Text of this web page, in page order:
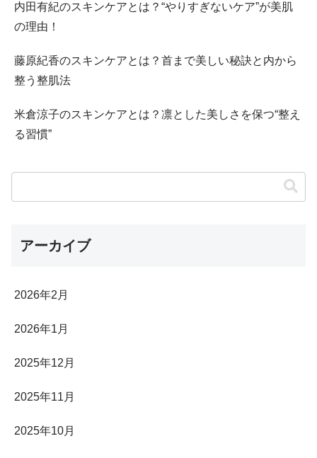
内田有紀のスキンケアとは？“やりすぎないケア”が美肌
の理由！
藤原紀香のスキンケアとは？首まで美しい秘訣と内から
整う整肌法
米倉涼子のスキンケアとは？凛とした美しさを保つ“整え
る習慣”
アーカイブ
2026年2月
2026年1月
2025年12月
2025年11月
2025年10月